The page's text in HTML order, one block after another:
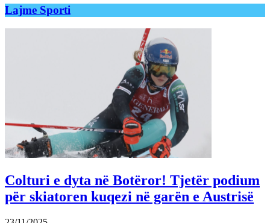
Lajme Sporti
Colturi e dyta në Botëror! Tjetër podium
për skiatoren kuqezi në garën e Austrisë